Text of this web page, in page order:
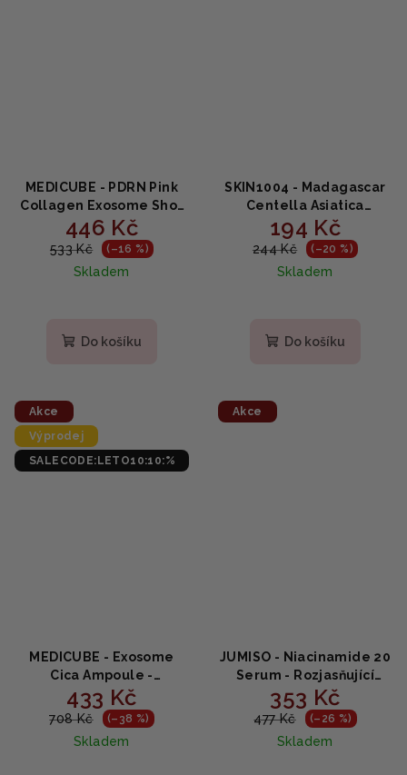
MEDICUBE - PDRN Pink
Collagen Exosome Shot
Serum 2000 - Zpevňující
sérum s PDRN, exosomy a
kolagenem 30 ml
446 Kč
533 Kč (–16 %)
Skladem
Do košíku
SKIN1004 - Madagascar
Centella Asiatica
Ampoule MINI - sérum
pro zdravější pleť 30ml
194 Kč
244 Kč (–20 %)
Skladem
Do košíku
Akce
Výprodej
SALECODE:LETO10:10:%
MEDICUBE - Exosome
Cica Ampoule -
Zklidňující sérum s 12
složkami Cica 30ml
433 Kč
708 Kč (–38 %)
Skladem
Akce
JUMISO - Niacinamide 20
Serum - Rozjasňující
sérum s niacinamidem a
kyselinou tranexamovou
40ml
353 Kč
477 Kč (–26 %)
Skladem